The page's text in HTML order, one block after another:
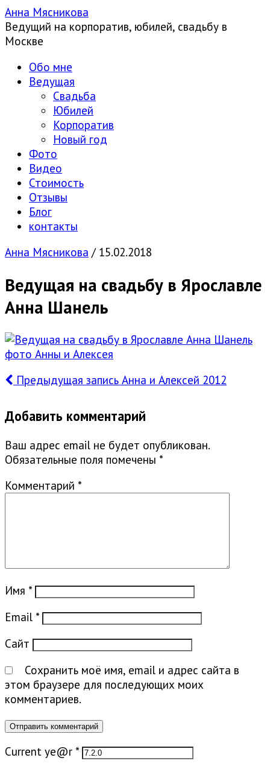
Анна Мясникова
Ведущий на корпоратив, юбилей, свадьбу в
Москве
Обо мне
Ведущая
Свадьба
Юбилей
Корпоратив
Новый год
Фото
Видео
Стоимость
Отзывы
Блог
контакты
Анна Мясникова / 15.02.2018
Ведущая на свадьбу в Ярославле
Анна Шанель
Предыдущая запись Анна и Алексей 2012
Добавить комментарий
Ваш адрес email не будет опубликован.
Обязательные поля помечены *
Комментарий *
Имя *
Email *
Сайт
Сохранить моё имя, email и адрес сайта в
этом браузере для последующих моих
комментариев.
Current ye@r *